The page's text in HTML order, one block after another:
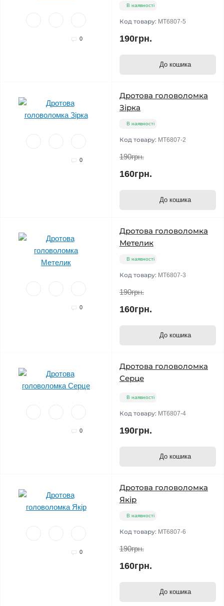
0
В наявності
Код товару: MT6807-5
190грн.
До кошика
0
Дротова головоломка
Зірка
В наявності
Код товару: MT6807-2
190грн.
160грн.
До кошика
0
Дротова головоломка
Метелик
В наявності
Код товару: MT6807-3
190грн.
160грн.
До кошика
0
Дротова головоломка
Серце
В наявності
Код товару: MT6807-4
190грн.
До кошика
0
Дротова головоломка
Якір
В наявності
Код товару: MT6807-6
190грн.
160грн.
До кошика